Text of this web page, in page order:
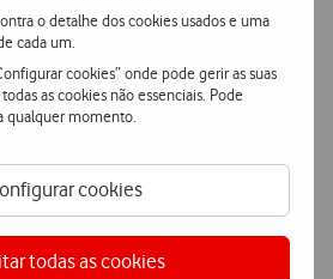
o detalhe dos cookies usados e uma
cada um.
cookies” onde pode gerir as suas
as cookies não essenciais. Pode
qualquer momento.
cookies
todas as cookies
antes das 16h e receba no dia útil
em loja.
simples e seguro